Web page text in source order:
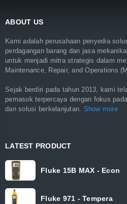
ABOUT US
Kami adalah perusahaan penyedia
perdagangan barang dan jasa
untuk menjadi mitra strategis dalam
Maintenance, Repair, and Operations
Sejak berdiri pada tahun 2013, kami
pemasok terpercaya dengan fokus
dan solusi berkelanjutan. Show more
LATEST PRODUCT
Fluke 15B MAX - Econ
Fluke 971 - Tempera